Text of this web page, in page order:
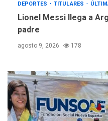
DEPORTES TITULARES
Lionel Messi llega a
padre
agosto 9, 2026 178